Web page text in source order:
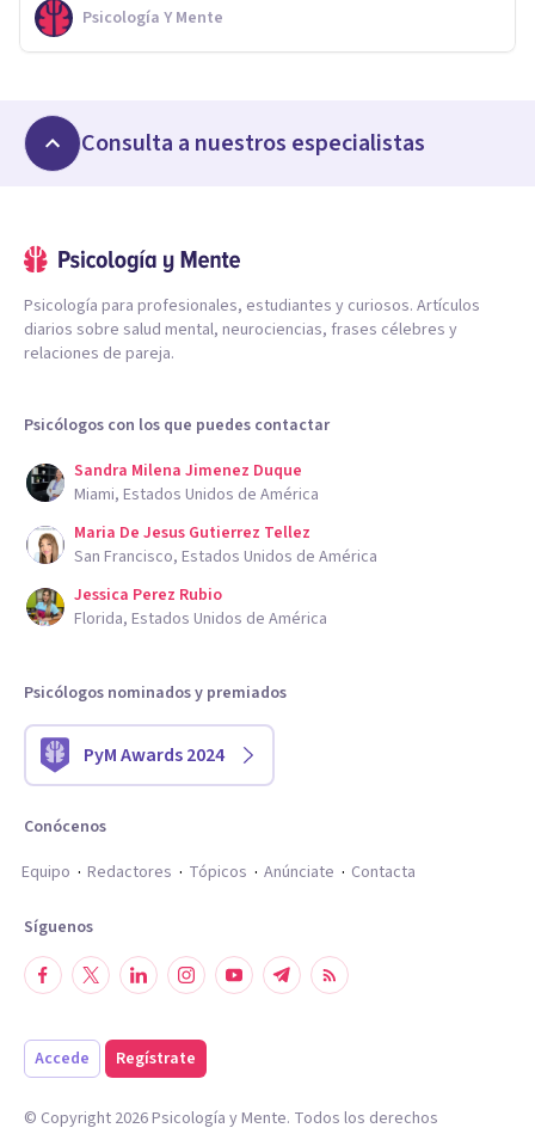
Psicología Y Mente
Consulta a nuestros especialistas
Psicología para profesionales, estudiantes y curiosos. Artículos
diarios sobre salud mental, neurociencias, frases célebres y
relaciones de pareja.
Psicólogos con los que puedes contactar
Sandra Milena Jimenez Duque
Miami, Estados Unidos de América
Maria De Jesus Gutierrez Tellez
San Francisco, Estados Unidos de América
Jessica Perez Rubio
Florida, Estados Unidos de América
Psicólogos nominados y premiados
PyM Awards 2024
Conócenos
Equipo
Redactores Tópicos Anúnciate Contacta
Síguenos
Accede Regístrate
© Copyright 2026Psicología y Mente. Todos los derechos